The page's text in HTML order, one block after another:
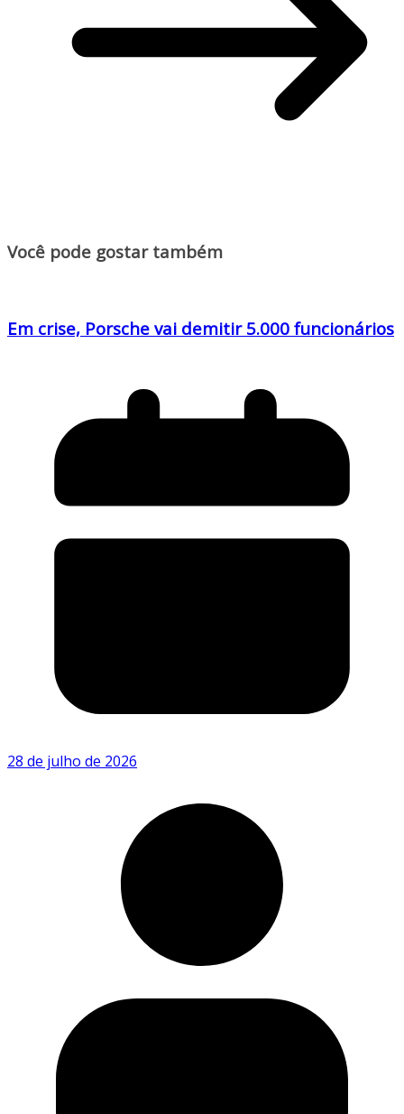
Você pode gostar também
Em crise, Porsche vai demitir 5.000 funcionários
28 de julho de 2026